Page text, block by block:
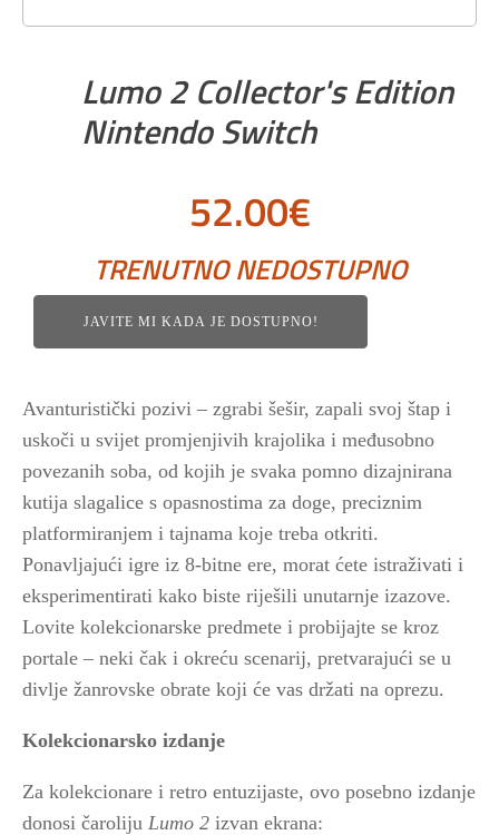
Lumo 2 Collector's Edition
Nintendo Switch
52.00€
TRENUTNO NEDOSTUPNO
JAVITE MI KADA JE DOSTUPNO!
Avanturistički pozivi – zgrabi šešir, zapali svoj štap i
uskoči u svijet promjenjivih krajolika i međusobno
povezanih soba, od kojih je svaka pomno dizajnirana
kutija slagalice s opasnostima za doge, preciznim
platformiranjem i tajnama koje treba otkriti.
Ponavljajući igre iz 8-bitne ere, morat ćete istraživati i
eksperimentirati kako biste riješili unutarnje izazove.
Lovite kolekcionarske predmete i probijajte se kroz
portale – neki čak i okreću scenarij, pretvarajući se u
divlje žanrovske obrate koji će vas držati na oprezu.
Kolekcionarsko izdanje
Za kolekcionare i retro entuzijaste, ovo posebno izdanje
donosi čaroliju Lumo 2 izvan ekrana: